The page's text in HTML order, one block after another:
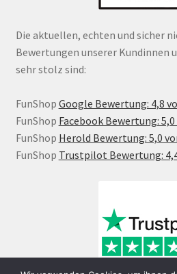
Die aktuellen, echten und sicher
Bewertungen unserer Kundinnen
sehr stolz sind:
FunShop Google Bewertung: 4,8
FunShop Facebook Bewertung: 5,0
FunShop Herold Bewertung: 5,0
FunShop Trustpilot Bewertung: